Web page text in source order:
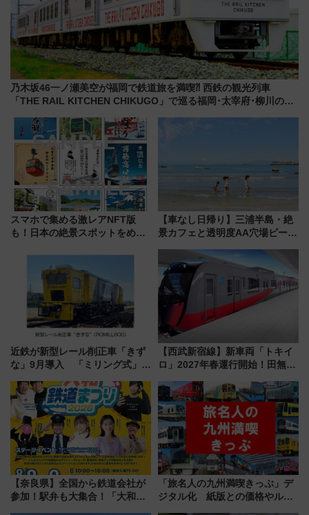
乃木坂46一ノ瀬美空が福岡で鉄道旅を満喫⁈ 西鉄の観光列車
「THE RAIL KITCHEN CHIKUGO」で巡る福岡･太宰府･柳川の
スマホで集める激レアNFT版
も！日本の絶景スポットをめぐ
【車なし日帰り】三浦半島・絶
景カフェと透明度AA穴場ビーチ
用してストレスフリー旅へ行こ
う！
近鉄が新型レール削正車「きず
な」9月導入 「ミリング式」採
化！安全性や乗り心地の向上に
貢献するだけでなく、全線区で
活躍するための仕組みも
【西武新宿線】新車両「トキイ
ロ」2027年春運行開始！田無・
「第2弾」も
【奈良県】全国から鉄道会社が
参加！駅弁も大集合！「大和鉄
「旅名人の九州満喫きっぷ」デ
ジタル化 紙版との価格やルー